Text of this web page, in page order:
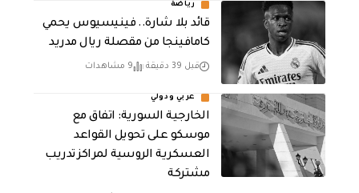
رياضة
قائد بلا شارة.. فينيسيوس يحمي
كامافينجا من مقصلة ريال مدريد
قبل 39 دقيقة 9 مشاهدات
عربي ودولي
الخارجية السورية: اتفاق مع
موسكو على تحويل القواعد
العسكرية الروسية لمراكز تدريب
مشتركة